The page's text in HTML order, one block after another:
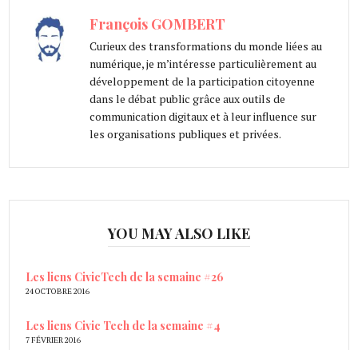
François GOMBERT
Curieux des transformations du monde liées au
numérique, je m’intéresse particulièrement au
développement de la participation citoyenne
dans le débat public grâce aux outils de
communication digitaux et à leur influence sur
les organisations publiques et privées.
YOU MAY ALSO LIKE
Les liens CivicTech de la semaine #26
24 OCTOBRE 2016
Les liens Civic Tech de la semaine #4
7 FÉVRIER 2016